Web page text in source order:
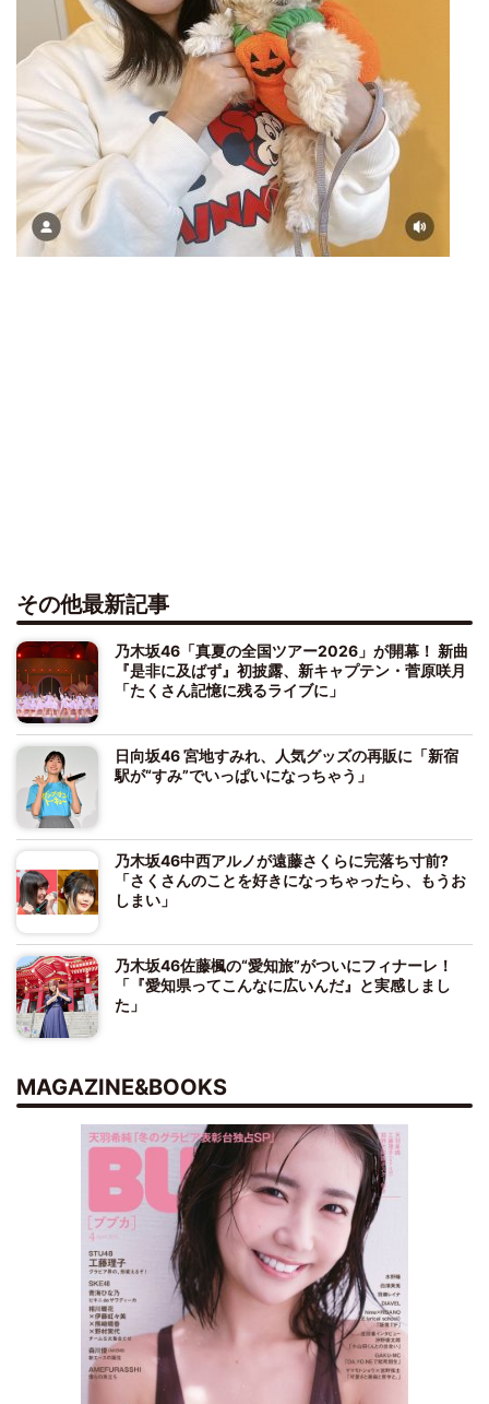
その他最新記事
乃木坂46「真夏の全国ツアー2026」が開幕！ 新曲
『是非に及ばず』初披露、新キャプテン・菅原咲月
「たくさん記憶に残るライブに」
日向坂46 宮地すみれ、人気グッズの再販に「新宿
駅が“すみ”でいっぱいになっちゃう」
乃木坂46中西アルノが遠藤さくらに完落ち寸前?
「さくさんのことを好きになっちゃったら、もうお
しまい」
乃木坂46佐藤楓の“愛知旅”がついにフィナーレ！
「『愛知県ってこんなに広いんだ』と実感しまし
た」
MAGAZINE&BOOKS